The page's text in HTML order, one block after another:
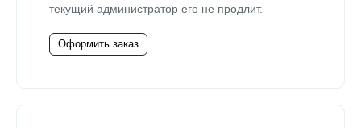
текущий администратор его не продлит.
Оформить заказ